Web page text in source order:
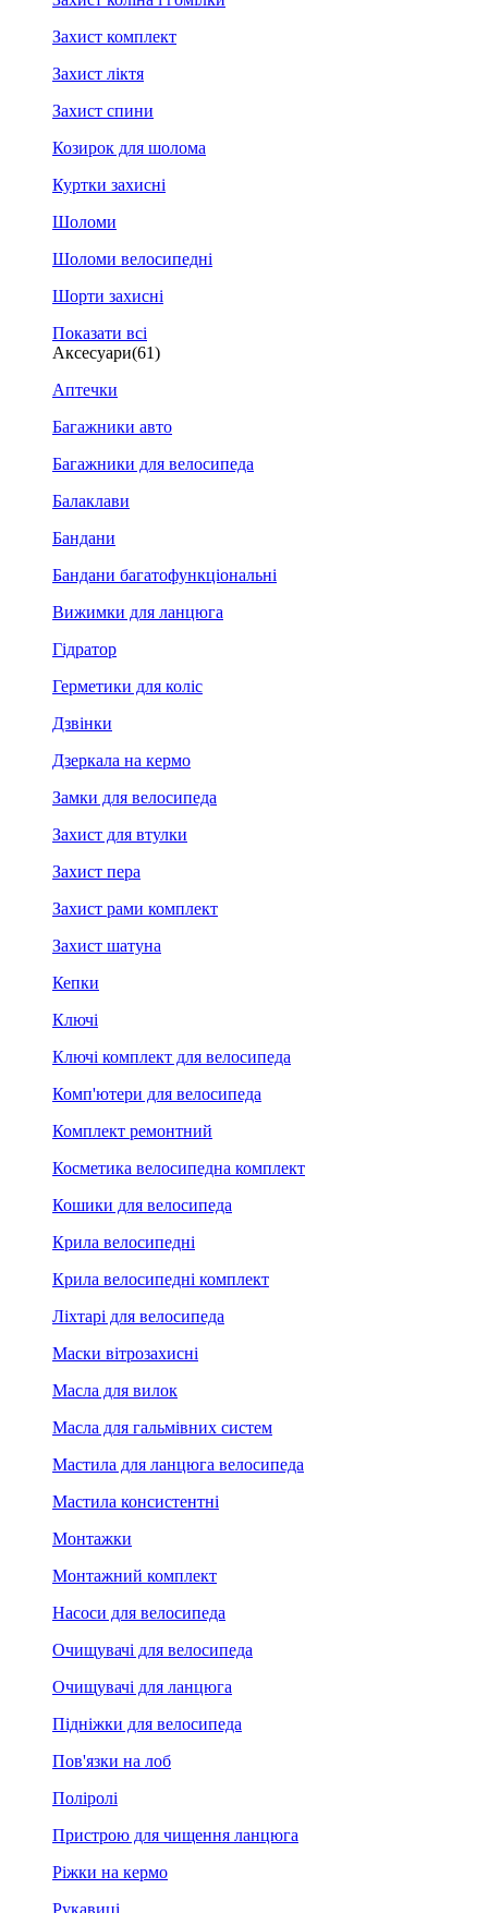
Захист комплект
Захист ліктя
Захист спини
Козирок для шолома
Куртки захисні
Шоломи
Шоломи велосипедні
Шорти захисні
Показати всі
Аксесуари(61)
Аптечки
Багажники авто
Багажники для велосипеда
Балаклави
Бандани
Бандани багатофункціональні
Вижимки для ланцюга
Гідратор
Герметики для коліс
Дзвінки
Дзеркала на кермо
Замки для велосипеда
Захист для втулки
Захист пера
Захист рами комплект
Захист шатуна
Кепки
Ключі
Ключі комплект для велосипеда
Комп'ютери для велосипеда
Комплект ремонтний
Косметика велосипедна комплект
Кошики для велосипеда
Крила велосипедні
Крила велосипедні комплект
Ліхтарі для велосипеда
Маски вітрозахисні
Масла для вилок
Масла для гальмівних систем
Мастила для ланцюга велосипеда
Мастила консистентні
Монтажки
Монтажний комплект
Насоси для велосипеда
Очищувачі для велосипеда
Очищувачі для ланцюга
Підніжки для велосипеда
Пов'язки на лоб
Поліролі
Пристрою для чищення ланцюга
Ріжки на кермо
Рукавиці